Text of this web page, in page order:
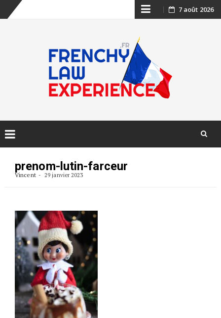
Skip
content
7 août 2026
content
prenom-lutin-farceur
Vincent 29 janvier 2023